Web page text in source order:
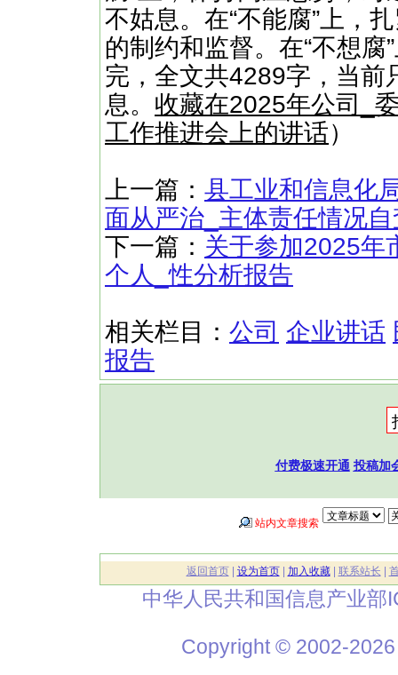
不姑息。在“不能腐”上，
的制约和监督。在“不想
完，全文共4289字，当前
息。 收藏在2025年公司_
工作推进会上的讲话）
上一篇： 县工业和信息化
面从严治_主体责任情况
下一篇： 关于参加2025年
个人_性分析报告
相关栏目： 公司 企业讲话
报告
付费极速开通 投稿加
站内文章搜索
返回首页| 设为首页| 加入收藏| 联系站长
中华人民共和国信息产业部
Copyright © 2002-